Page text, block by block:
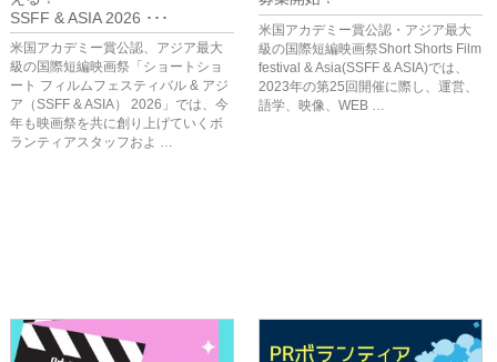
SSFF & ASIA 2026 ･･･
米国アカデミー賞公認、アジア最大
級の国際短編映画祭「ショートショ
ート フィルムフェスティバル & アジ
ア（SSFF & ASIA） 2026」では、今
年も映画祭を共に創り上げていくボ
ランティアスタッフおよ …
米国アカデミー賞公認・アジア最大
級の国際短編映画祭Short Shorts Film
festival & Asia(SSFF & ASIA)では、
2023年の第25回開催に際し、運営、
語学、映像、WEB …